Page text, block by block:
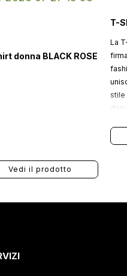
donna BLACK ROSE
Vedi il prodotto
T-
La
stile